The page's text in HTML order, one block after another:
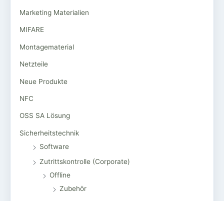
Marketing Materialien
MIFARE
Montagematerial
Netzteile
Neue Produkte
NFC
OSS SA Lösung
Sicherheitstechnik
Software
Zutrittskontrolle (Corporate)
Offline
Zubehör